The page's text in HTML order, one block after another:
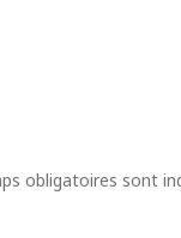
obligatoires sont